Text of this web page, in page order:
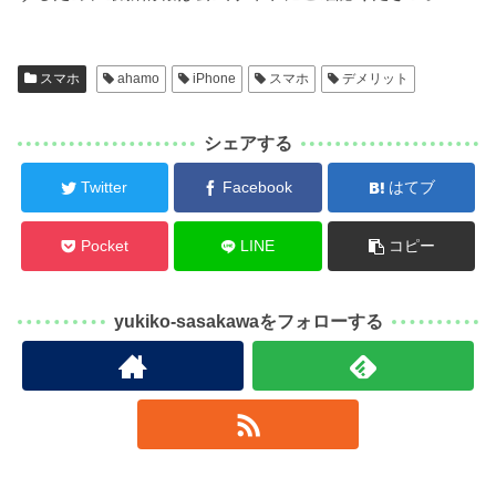
スマホ ahamo iPhone スマホ デメリット
シェアする
Twitter Facebook はてブ
Pocket LINE コピー
yukiko-sasakawaをフォローする